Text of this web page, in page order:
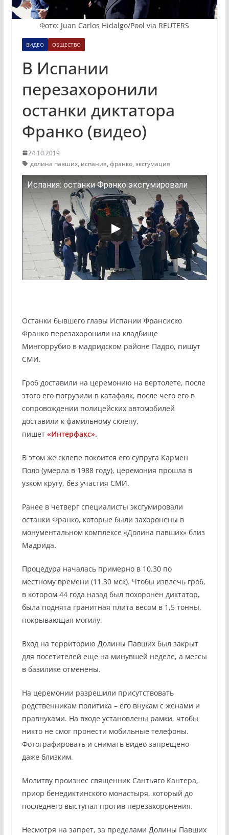
Фото: Juan Carlos Hidalgo/Pool via REUTERS
ВИДЕО ОБЩЕСТВО
В Испании
перезахоронили
останки диктатора
Франко (видео)
24.10.2019
долина павших, испания, франко, эксгумация
Испания: останки Франко эксгумировали
Останки бывшего главы Испании Франсиско
Франко перезахоронили на кладбище
Мингоррубио в мадридском районе Падро, пишут
СМИ.
Гроб доставили на церемонию на вертолете, после
этого его погрузили в катафалк, после чего его в
сопровождении полицейских автомобилей
доставили к фамильному склепу,
пишет «Интерфакс».
В этом же склепе покоится его супруга Кармен
Поло (умерла в 1988 году), церемония прошла в
узком кругу, без участия СМИ.
Ранее в четверг специалисты эксгумировали
останки Франко, которые были захоронены в
монументальном комплексе «Долина павших» близ
Мадрида.
Процедура началась примерно в 10.30 по
местному времени (11.30 мск). Чтобы извлечь гроб,
в котором 44 года назад был похоронен диктатор,
была поднята гранитная плита весом в 1,5 тонны,
покрывающая могилу.
Вход на территорию Долины Павших был закрыт
для посетителей еще на минувшей неделе, а мессы
в базилике отменены.
На церемонии разрешили присутствовать
родственникам политика – его внукам с женами и
правнуками. На входе установлены рамки, чтобы
никто не смог пронести мобильные телефоны.
Фотографировать и снимать видео запрещено
даже близким.
Молитву произнес священник Сантьяго Кантера,
приор бенедиктинского монастыря, который до
последнего выступал против перезахоронения.
Несмотря на запрет, за пределами Долины Павших